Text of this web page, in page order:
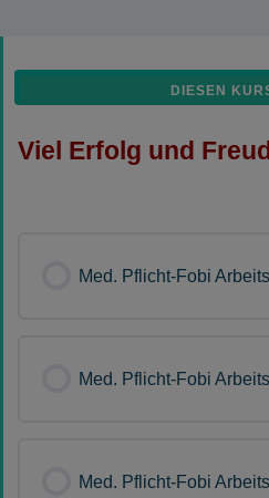
DIESEN
Viel Erfolg und
Med. Pflicht-Fobi
Med. Pflicht-Fobi
Med. Pflicht-Fobi